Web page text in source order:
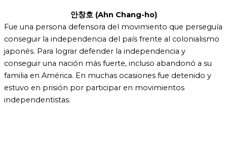
안창호 (Ahn Chang-ho)
Fue una persona defensora del movimiento que perseguía
conseguir la independencia del país frente al colonialismo
japonés. Para lograr defender la independencia y
conseguir una nación más fuerte, incluso abandonó a su
familia en América. En muchas ocasiones fue detenido y
estuvo en prisión por participar en movimientos
independentistas.